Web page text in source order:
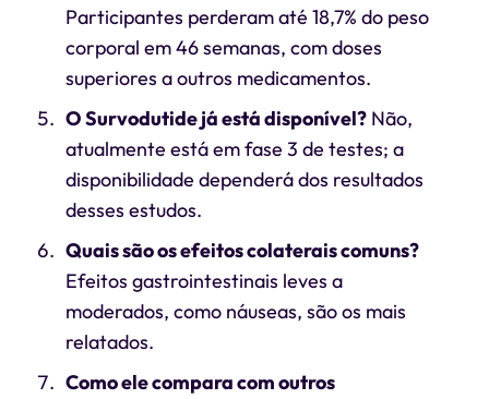
Participantes perderam até 18,7% do peso
corporal em 46 semanas, com doses
superiores a outros medicamentos.
O Survodutide já está disponível?Não,
atualmente está em fase 3 de testes; a
disponibilidade dependerá dos resultados
desses estudos.
Quais são os efeitos colaterais comuns?
Efeitos gastrointestinais leves a
moderados, como náuseas, são os mais
relatados.
Como ele compara com outros